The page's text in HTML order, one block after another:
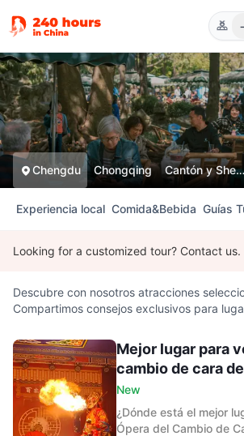
Pers.
Chengdu Chongqing Cantón y Shenzhen
Experiencia local Comida&Bebida Guías
Looking for a customized tour? Contact us.
Descubre con nosotros atracciones
Compartimos consejos exclusivos para
Mejor lugar para
cambio de cara
mejores
(2026)
New
¿Dónde está el mejor
Ópera del Cambio de